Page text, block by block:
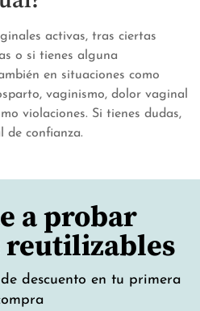
activas, tras ciertas
o si tienes alguna
en situaciones como
vaginismo, dolor vaginal
violaciones. Si tienes dudas,
de confianza.
a probar
descuento en tu primera